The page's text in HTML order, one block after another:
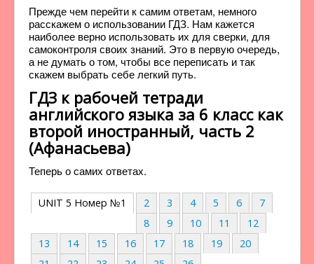
Прежде чем перейти к самим ответам, немного
расскажем о использовании ГДЗ. Нам кажется
наиболее верно использовать их для сверки, для
самоконтроля своих знаний. Это в первую очередь,
а не думать о том, чтобы все переписать и так
скажем выбрать себе легкий путь.
ГДЗ к рабочей тетради
английского языка за 6 класс как
второй иностранный, часть 2
(Афанасьева)
Теперь о самих ответах.
UNIT 5 Номер №1 2 3 4 5 6
7
8
9 10 11
12
13
14 15 16 17 18 19
20